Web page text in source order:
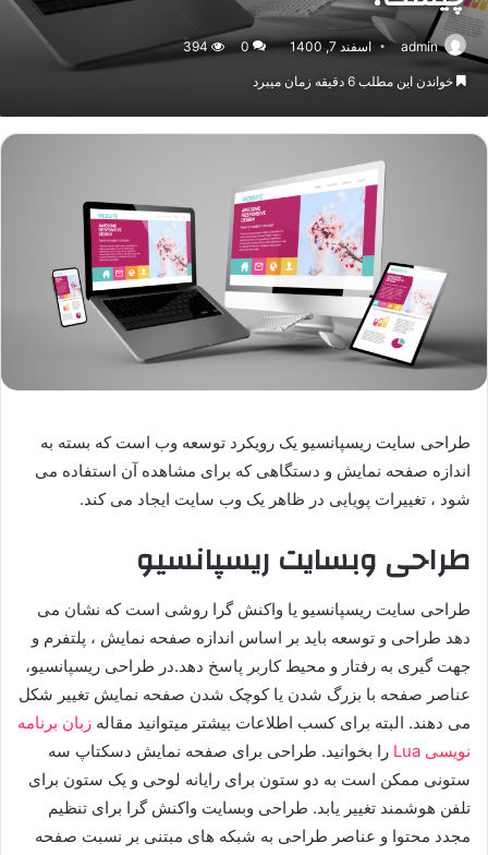
admin اسفند 7, 1400 0
394
خواندن این مطلب 6 دقیقه زمان میبرد
طراحی سایت ریسپانسیو یک رویکرد توسعه وب است که بسته به
اندازه صفحه نمایش و دستگاهی که برای مشاهده آن استفاده می
شود ، تغییرات پویایی در ظاهر یک وب سایت ایجاد می کند.
طراحی وبسایت ریسپانسیو
طراحی سایت ریسپانسیو یا واکنش گرا روشی است که نشان می
دهد طراحی و توسعه باید بر اساس اندازه صفحه نمایش ، پلتفرم و
جهت گیری به رفتار و محیط کاربر پاسخ دهد.در طراحی ریسپانسیو،
عناصر صفحه با بزرگ شدن یا کوچک شدن صفحه نمایش تغییر شکل
می دهند. البته برای کسب اطلاعات بیشتر میتوانید مقاله زبان برنامه
نویسی Lua
را بخوانید. طراحی برای صفحه نمایش دسکتاپ سه
ستونی ممکن است به دو ستون برای رایانه لوحی و یک ستون برای
تلفن هوشمند تغییر یابد. طراحی وبسایت واکنش گرا برای تنظیم
مجدد محتوا و عناصر طراحی به شبکه های مبتنی بر نسبت صفحه